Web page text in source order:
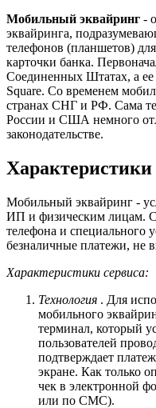
Мобильный эквайринг -
эквайринга,
телефонов (планшетов)
карточки банка.
Соединенных Штатах, а ее
Square. Со временем
странах СНГ и РФ. Сама
России и США немного
законодательстве.
Характеристики
Мобильный эквайринг -
ИП и физическим лицам.
телефона и специального
безналичные платежи, не
Характеристики сервиса:
Технология . Для
мобильного
терминал, который
пользователей
подтверждает
экране. Как только
чек в электронной
или по СМС).